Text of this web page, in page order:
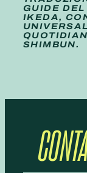
GUIDE
IKEDA,
SHIMBUN.